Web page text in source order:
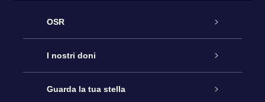
OSR
Assistenza
Contattaci
I nostri doni
Online Star Gift
Guarda la tua stella